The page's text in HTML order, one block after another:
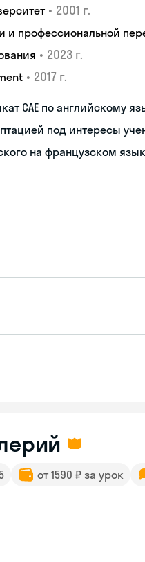
• 2001 г.
профессиональной
• 2023 г.
• 2017 г.
CAE по английскому
под интересы
на французском
5 от 1590 ₽ за урок